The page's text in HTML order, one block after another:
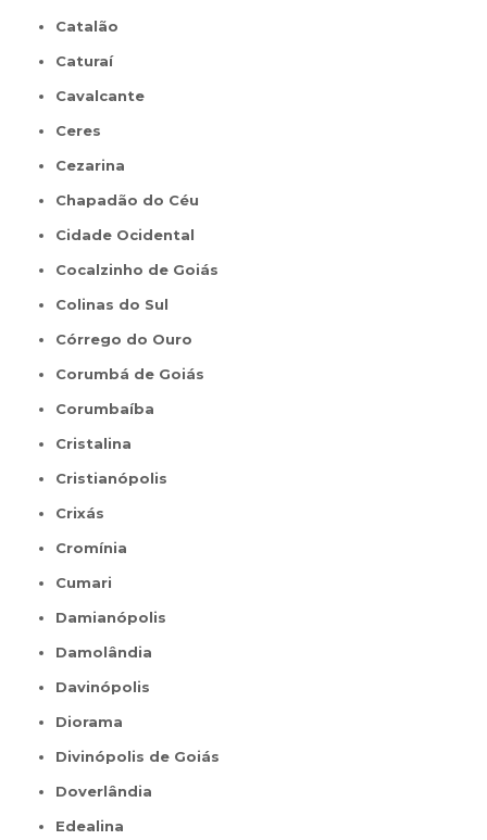
Catalão
Caturaí
Cavalcante
Ceres
Cezarina
Chapadão do Céu
Cidade Ocidental
Cocalzinho de Goiás
Colinas do Sul
Córrego do Ouro
Corumbá de Goiás
Corumbaíba
Cristalina
Cristianópolis
Crixás
Cromínia
Cumari
Damianópolis
Damolândia
Davinópolis
Diorama
Divinópolis de Goiás
Doverlândia
Edealina